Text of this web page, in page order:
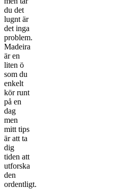
du det
lugnt är
det inga
problem.
Madeira
är en
liten ö
som du
enkelt
kör runt
på en
dag
men
mitt tips
är att ta
dig
tiden att
utforska
den
ordentligt.